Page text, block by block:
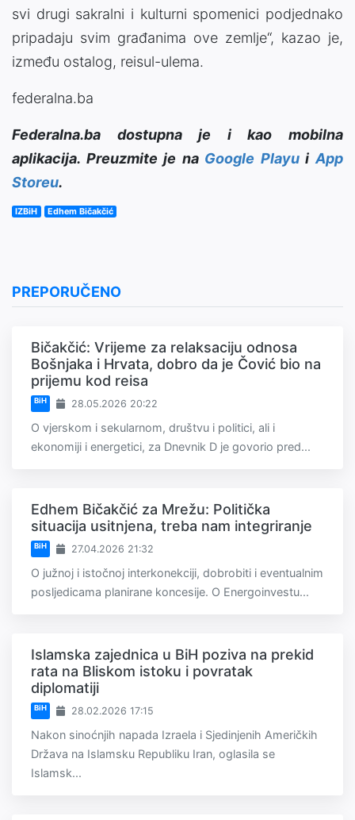
svi drugi sakralni i kulturni spomenici podjednako
pripadaju svim građanima ove zemlje“, kazao je,
između ostalog, reisul-ulema.
federalna.ba
Federalna.ba dostupna je i kao mobilna
aplikacija. Preuzmite je na Google PlayuiApp
Storeu.
IZBiH Edhem Bičakčić
PREPORUČENO
Bičakčić: Vrijeme za relaksaciju odnosa
Bošnjaka i Hrvata, dobro da je Čović bio na
prijemu kod reisa
BiH 28.05.2026 20:22
O vjerskom i sekularnom, društvu i politici, ali i
ekonomiji i energetici, za Dnevnik D je govorio pred...
Edhem Bičakčić za Mrežu: Politička
situacija usitnjena, treba nam integriranje
BiH 27.04.2026 21:32
O južnoj i istočnoj interkonekciji, dobrobiti i eventualnim
posljedicama planirane koncesije. O Energoinvestu...
Islamska zajednica u BiH poziva na prekid
rata na Bliskom istoku i povratak
diplomatiji
BiH 28.02.2026 17:15
Nakon sinoćnjih napada Izraela i Sjedinjenih Američkih
Država na Islamsku Republiku Iran, oglasila se
Islamsk...